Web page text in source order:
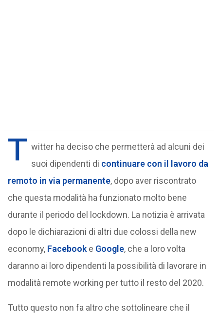
T witter ha deciso che permetterà ad alcuni dei
suoi dipendenti di continuare con il lavoro da
remoto in via permanente, dopo aver riscontrato
che questa modalità ha funzionato molto bene
durante il periodo del lockdown. La notizia è arrivata
dopo le dichiarazioni di altri due colossi della new
economy, Facebooke Google, che a loro volta
daranno ai loro dipendenti la possibilità di lavorare in
modalità remote working per tutto il resto del 2020.
Tutto questo non fa altro che sottolineare che il